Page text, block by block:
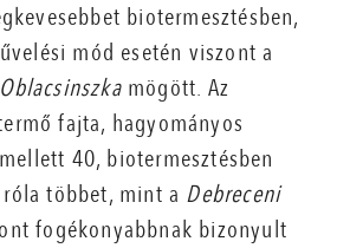
biotermesztésben,
mód esetén viszont a
Oblacsinszkamögött. Az
fajta, hagyományos
40, biotermesztésben
többet, mint a Debreceni
fogékonyabbnak bizonyult